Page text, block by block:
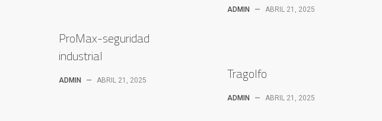
ADMIN — ABRIL 21, 2025
ProMax-seguridad
industrial
ADMIN — ABRIL 21, 2025 Tragolfo
ADMIN — ABRIL 21, 2025